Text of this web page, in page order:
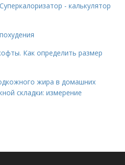
- калькулятор
Как определить размер
жира в домашних
складки: измерение